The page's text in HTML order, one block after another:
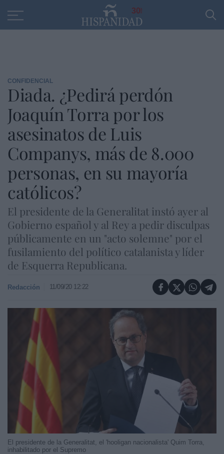
30
CONFIDENCIAL
Diada. ¿Pedirá perdón
Joaquín Torra por los
asesinatos de Luis
Companys, más de 8.000
personas, en su mayoría
católicos?
El presidente de la Generalitat instó ayer al
Gobierno español y al Rey a pedir disculpas
públicamente en un "acto solemne" por el
fusilamiento del político catalanista y líder
de Esquerra Republicana.
Redacción 11/09/20 12:22
El presidente de la Generalitat, el 'hooligan nacionalista' Quim Torra,
inhabilitado por el Supremo